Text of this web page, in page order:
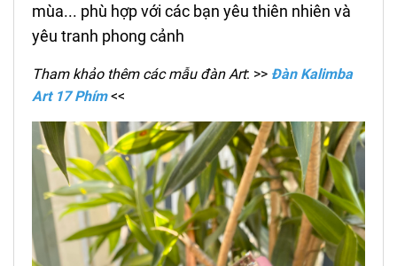
mùa... phù hợp với các bạn yêu thiên nhiên và
yêu tranh phong cảnh
Tham khảo thêm các mẫu đàn Art: >> Đàn Kalimba
Art 17 Phím<<